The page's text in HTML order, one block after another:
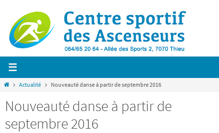
contenu
HomeActualité Nouveauté danse à partir de septembre 2016
Nouveauté danse à partir de
septembre 2016